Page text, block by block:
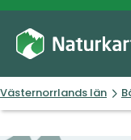
Västernorrlands län